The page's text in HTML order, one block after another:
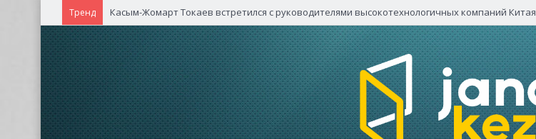
Тренд Касым-Жомарт Токаев встретился с руководителями высокотехнологичных компаний Китая